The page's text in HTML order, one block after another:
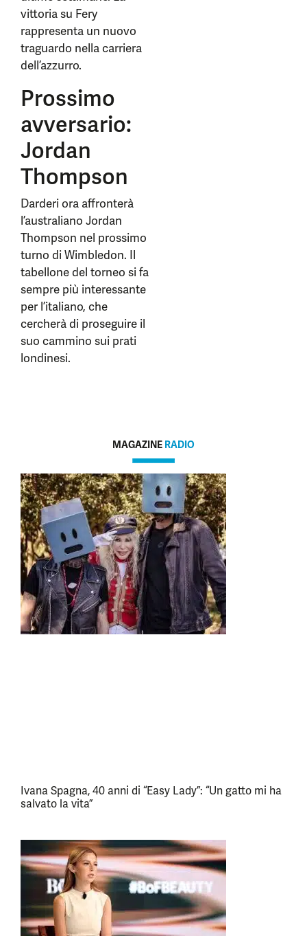
vittoria su Fery
rappresenta un nuovo
traguardo nella carriera
dell’azzurro.
Prossimo
avversario:
Jordan
Thompson
Darderi ora affronterà
l’australiano Jordan
Thompson nel prossimo
turno di Wimbledon. Il
tabellone del torneo si fa
sempre più interessante
per l’italiano, che
cercherà di proseguire il
suo cammino sui prati
londinesi.
MAGAZINE RADIO
Ivana Spagna, 40 anni di “Easy Lady”: “Un gatto mi ha
salvato la vita”